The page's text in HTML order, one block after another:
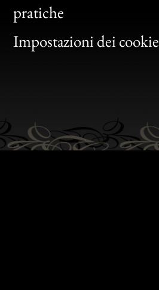
pratiche
Impostazioni dei cookie